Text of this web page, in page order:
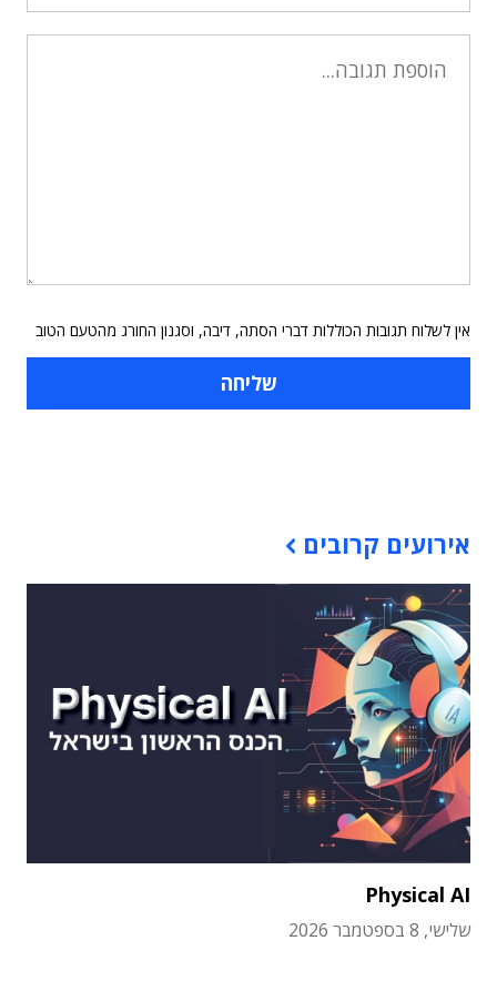
אין לשלוח תגובות הכוללות דברי הסתה, דיבה, וסגנון החורג מהטעם הטוב
אירועים קרובים
Physical AI
שלישי, 8 בספטמבר 2026